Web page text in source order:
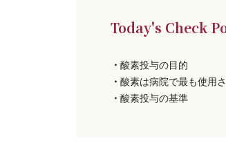
Today's Check
・ 酸素投与の目的
・ 酸素は病院で最も使用さ
・ 酸素投与の基準